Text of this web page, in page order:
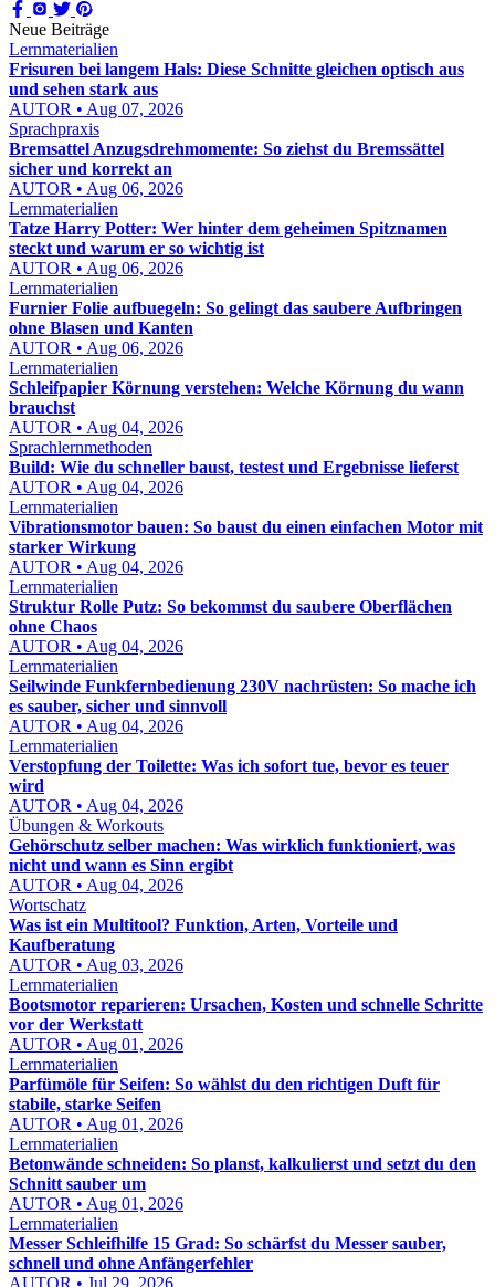
Neue Beiträge
Lernmaterialien
Frisuren bei langem Hals: Diese Schnitte gleichen optisch aus
und sehen stark aus
AUTOR • Aug 07, 2026
Sprachpraxis
Bremsattel Anzugsdrehmomente: So ziehst du Bremssättel
sicher und korrekt an
AUTOR • Aug 06, 2026
Lernmaterialien
Tatze Harry Potter: Wer hinter dem geheimen Spitznamen
steckt und warum er so wichtig ist
AUTOR • Aug 06, 2026
Lernmaterialien
Furnier Folie aufbuegeln: So gelingt das saubere Aufbringen
ohne Blasen und Kanten
AUTOR • Aug 06, 2026
Lernmaterialien
Schleifpapier Körnung verstehen: Welche Körnung du wann
brauchst
AUTOR • Aug 04, 2026
Sprachlernmethoden
Build: Wie du schneller baust, testest und Ergebnisse lieferst
AUTOR • Aug 04, 2026
Lernmaterialien
Vibrationsmotor bauen: So baust du einen einfachen Motor mit
starker Wirkung
AUTOR • Aug 04, 2026
Lernmaterialien
Struktur Rolle Putz: So bekommst du saubere Oberflächen
ohne Chaos
AUTOR • Aug 04, 2026
Lernmaterialien
Seilwinde Funkfernbedienung 230V nachrüsten: So mache ich
es sauber, sicher und sinnvoll
AUTOR • Aug 04, 2026
Lernmaterialien
Verstopfung der Toilette: Was ich sofort tue, bevor es teuer
wird
AUTOR • Aug 04, 2026
Übungen & Workouts
Gehörschutz selber machen: Was wirklich funktioniert, was
nicht und wann es Sinn ergibt
AUTOR • Aug 04, 2026
Wortschatz
Was ist ein Multitool? Funktion, Arten, Vorteile und
Kaufberatung
AUTOR • Aug 03, 2026
Lernmaterialien
Bootsmotor reparieren: Ursachen, Kosten und schnelle Schritte
vor der Werkstatt
AUTOR • Aug 01, 2026
Lernmaterialien
Parfümöle für Seifen: So wählst du den richtigen Duft für
stabile, starke Seifen
AUTOR • Aug 01, 2026
Lernmaterialien
Betonwände schneiden: So planst, kalkulierst und setzt du den
Schnitt sauber um
AUTOR • Aug 01, 2026
Lernmaterialien
Messer Schleifhilfe 15 Grad: So schärfst du Messer sauber,
schnell und ohne Anfängerfehler
AUTOR • Jul 29, 2026